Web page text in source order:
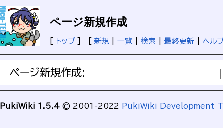
ページ新規作成
トップ] [ 新規 一覧 検索 最終更新 ヘルプ
ページ新規作成:
PukiWiki 1.5.4 © 2001-2022 PukiWiki Development